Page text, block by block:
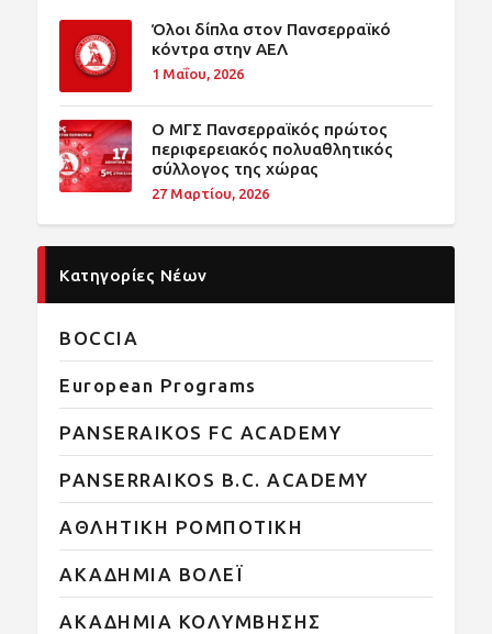
Όλοι δίπλα στον Πανσερραϊκό
κόντρα στην ΑΕΛ
1 Μαΐου, 2026
O ΜΓΣ Πανσερραϊκός πρώτος
περιφερειακός πολυαθλητικός
σύλλογος της χώρας
27 Μαρτίου, 2026
Κατηγορίες Νέων
BOCCIA
European Programs
PANSERAIKOS FC ACADEMY
PANSERRAIKOS B.C. ACADEMY
ΑΘΛΗΤΙΚΗ ΡΟΜΠΟΤΙΚΗ
ΑΚΑΔΗΜΙΑ ΒΟΛΕΪ
ΑΚΑΔΗΜΙΑ ΚΟΛΥΜΒΗΣΗΣ